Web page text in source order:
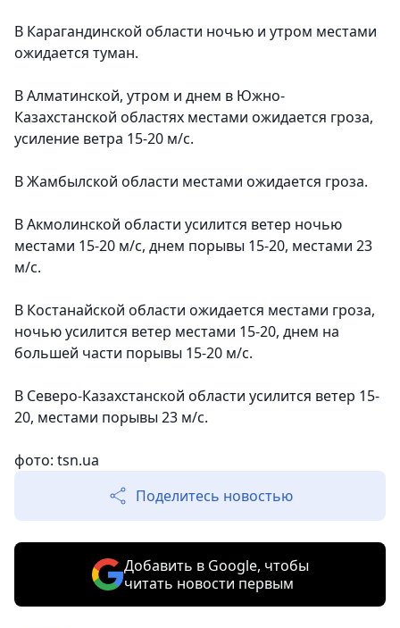
В Карагандинской области ночью и утром местами
ожидается туман.
В Алматинской, утром и днем в Южно-
Казахстанской областях местами ожидается гроза,
усиление ветра 15-20 м/с.
В Жамбылской области местами ожидается гроза.
В Акмолинской области усилится ветер ночью
местами 15-20 м/с, днем порывы 15-20, местами 23
м/с.
В Костанайской области ожидается местами гроза,
ночью усилится ветер местами 15-20, днем на
большей части порывы 15-20 м/с.
В Северо-Казахстанской области усилится ветер 15-
20, местами порывы 23 м/с.
фото: tsn.ua
Поделитесь новостью
Добавить в Google, чтобы
читать новости первым